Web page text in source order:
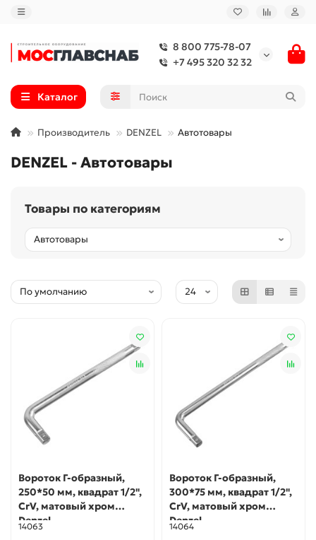
8 800 775-78-07
+7 495 320 32 32
Каталог
Производитель DENZEL Автотовары
DENZEL - Автотовары
Товары по категориям
Вороток Г-образный,
250*50 мм, квадрат 1/2",
CrV, матовый хром
Denzel
14063
Вороток Г-образный,
300*75 мм, квадрат 1/2",
CrV, матовый хром
Denzel
14064